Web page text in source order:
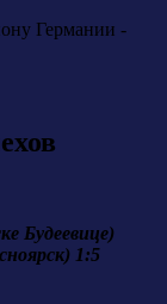
Германии -
Будеевице)
1:5